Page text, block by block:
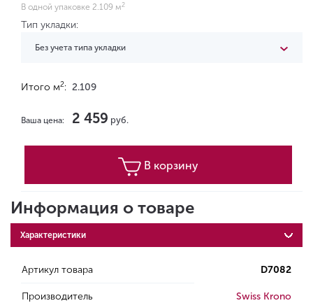
В одной упаковке 2.109 м 2
Тип укладки:
Без учета типа укладки
Итого м2: 2.109
Ваша цена: 2 459 руб.
В корзину
Информация о товаре
Характеристики
Артикул товара D7082
Производитель Swiss Krono